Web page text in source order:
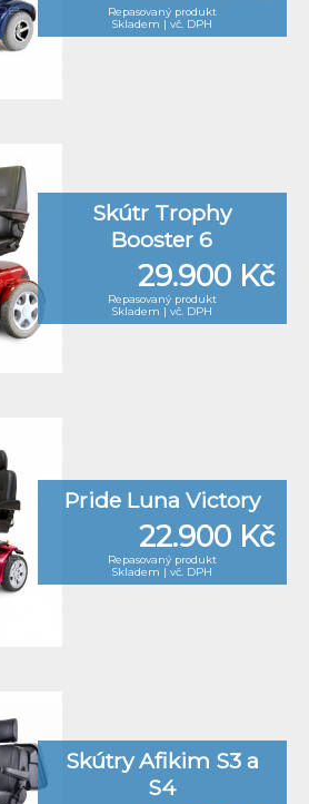
Repasovaný produkt
Skladem | vč. DPH
Skútr Trophy
Booster 6
29.900 Kč
Repasovaný produkt
Skladem | vč. DPH
Pride Luna Victory
22.900 Kč
Repasovaný produkt
Skladem | vč. DPH
Skútry Afikim S3 a
S4